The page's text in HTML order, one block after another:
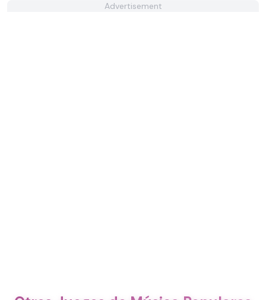
Advertisement